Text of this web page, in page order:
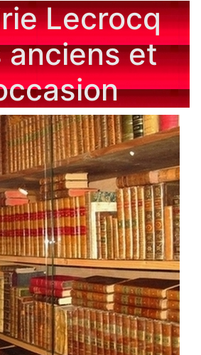
Lecrocq
anciens et